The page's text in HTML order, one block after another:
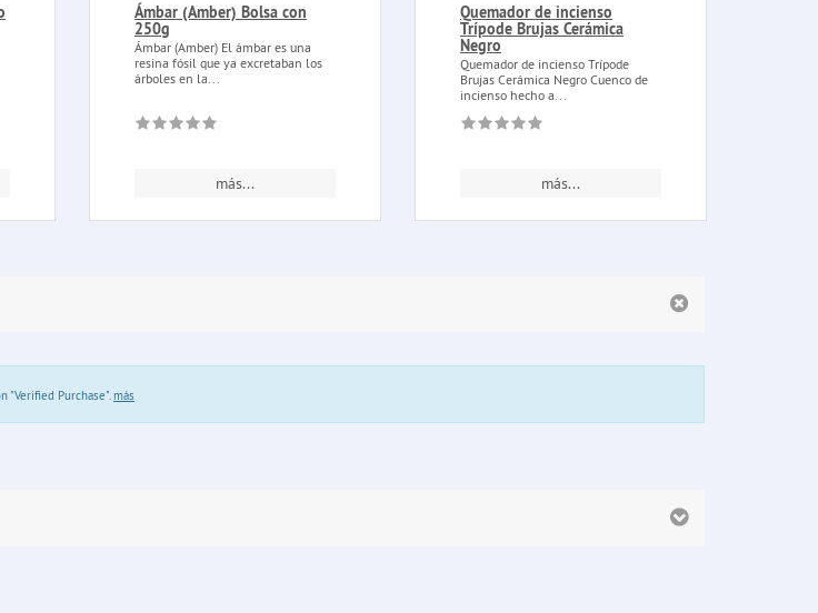
Ámbar (Amber) Bolsa con
250g
Ámbar (Amber) El ámbar es una
resina fósil que ya excretaban los
árboles en la...
más...
Quemador de incienso
Trípode Brujas Cerámica
Negro
Quemador de incienso Trípode
Brujas Cerámica Negro Cuenco de
incienso hecho a...
más...
Purchase".más